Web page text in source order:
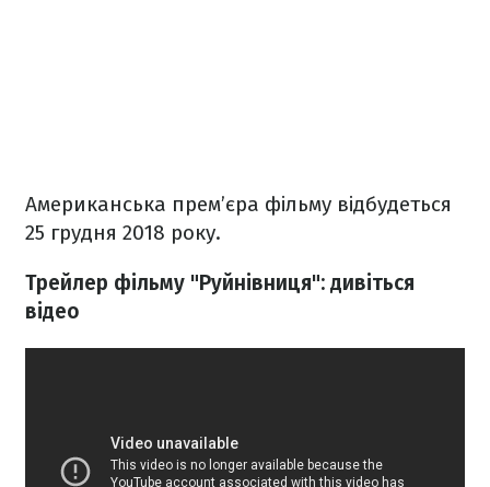
Американська прем’єра фільму відбудеться
25 грудня 2018 року.
Трейлер фільму "Руйнівниця": дивіться
відео